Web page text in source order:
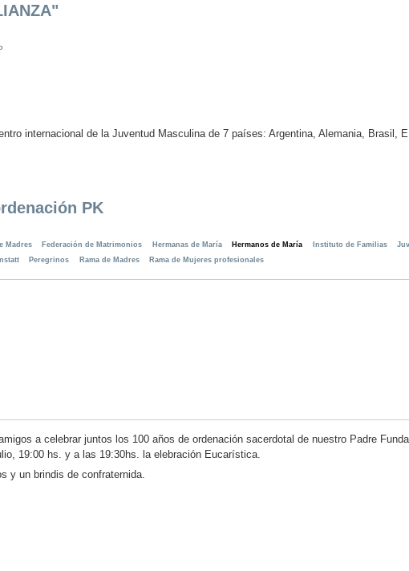
internacional de la Juventud Masculina de 7 países: Argentina, Alemania, Brasil,
PK
Madres Federación de Matrimonios Hermanas de María Hermanos de María Instituto de Familias
Peregrinos Rama de Madres Rama de Mujeres profesionales
a celebrar juntos los 100 años de ordenación sacerdotal de nuestro Padre
19:00 hs. y a las 19:30hs. la elebración Eucarística.
y un brindis de confraternida.